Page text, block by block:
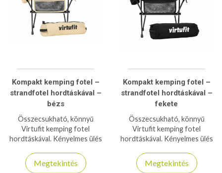
Kompakt kemping fotel –
strandfotel hordtáskával –
bézs
Összecsukható, könnyű
Virtufit kemping fotel
hordtáskával. Kényelmes ülés
kiránduláson, kempingezés
közben.
Megtekintés
Kompakt kemping fotel –
strandfotel hordtáskával –
fekete
Összecsukható, könnyű
Virtufit kemping fotel
hordtáskával. Kényelmes ülés
kiránduláson, kempingezés
közben.
Megtekintés